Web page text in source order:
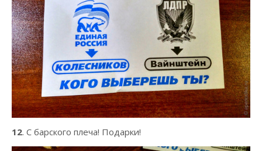
12. С барского плеча! Подарки!